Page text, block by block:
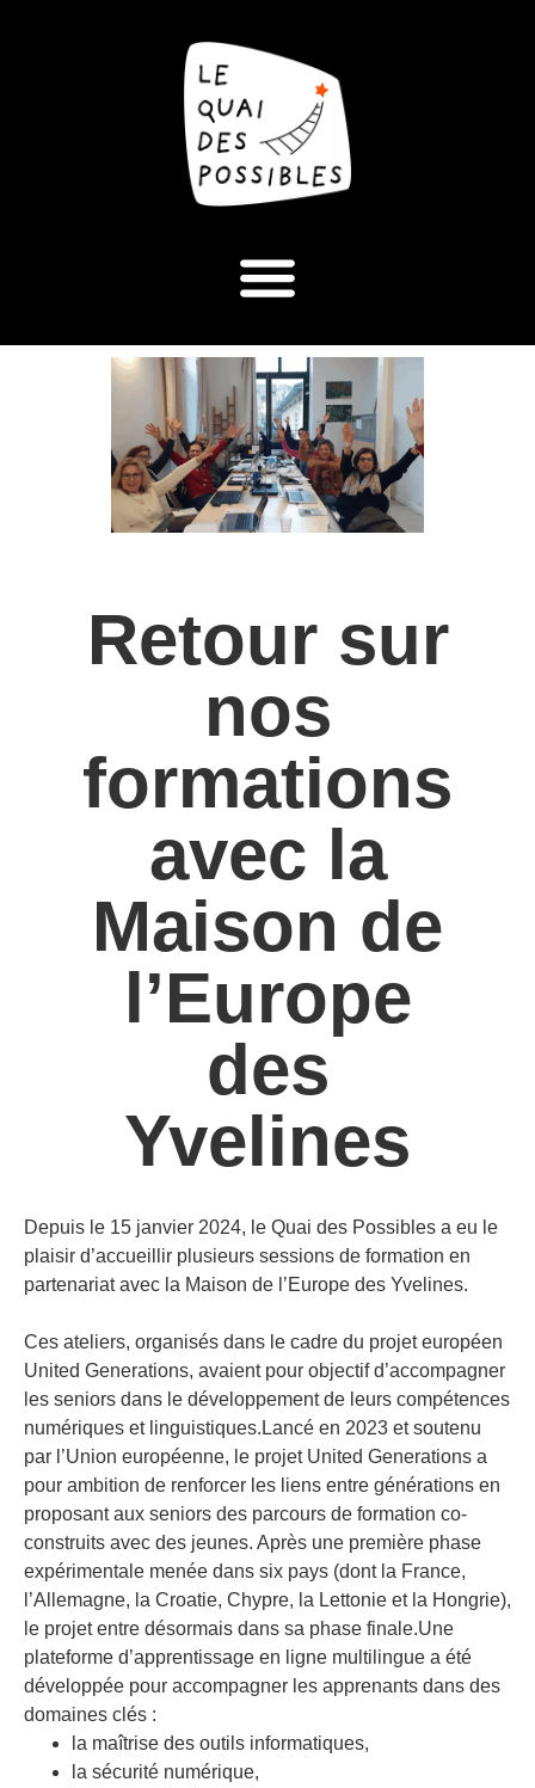
Retour sur
nos
formations
avec la
Maison de
l’Europe
des
Yvelines
Depuis le 15 janvier 2024, le Quai des Possibles a eu le
plaisir d’accueillir plusieurs sessions de formation en
partenariat avec la Maison de l’Europe des Yvelines.
Ces ateliers, organisés dans le cadre du projet européen
United Generations, avaient pour objectif d’accompagner
les seniors dans le développement de leurs compétences
numériques et linguistiques.Lancé en 2023 et soutenu
par l’Union européenne, le projet United Generations a
pour ambition de renforcer les liens entre générations en
proposant aux seniors des parcours de formation co-
construits avec des jeunes. Après une première phase
expérimentale menée dans six pays (dont la France,
l’Allemagne, la Croatie, Chypre, la Lettonie et la Hongrie),
le projet entre désormais dans sa phase finale.Une
plateforme d’apprentissage en ligne multilingue a été
développée pour accompagner les apprenants dans des
domaines clés :
la maîtrise des outils informatiques,
la sécurité numérique,